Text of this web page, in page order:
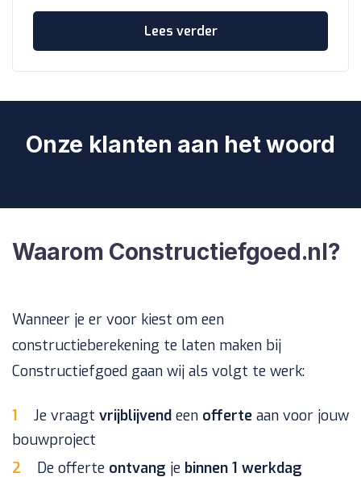
Lees verder
Onze klanten aan het woord
Waarom Constructiefgoed.nl?
Wanneer je er voor kiest om een
constructieberekening te laten maken bij
Constructiefgoed gaan wij als volgt te werk:
Je vraagt vrijblijvend een offerte aan voor jouw
bouwproject
De offerte ontvang je binnen 1 werkdag